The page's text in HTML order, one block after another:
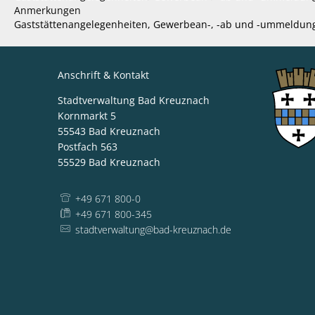
Anmerkungen
Gaststättenangelegenheiten, Gewerbean-, -ab und -
Anschrift & Kontakt
Stadtverwaltung Bad Kreuznach
Kornmarkt 5
55543 Bad Kreuznach
Postfach 563
55529 Bad Kreuznach
+49 671 800-0
+49 671 800-345
stadtverwaltung@bad-kreuznach.de